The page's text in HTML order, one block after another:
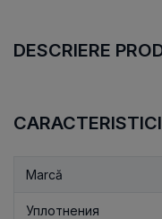
DESCRIERE
CARACTERISTICI
Marcă
Уплотнения